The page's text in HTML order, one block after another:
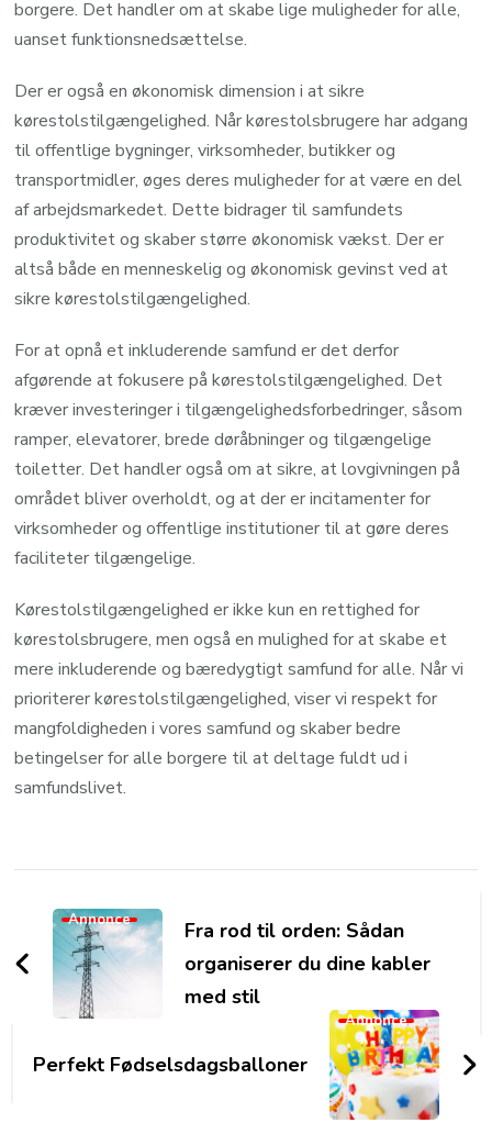
borgere. Det handler om at skabe lige muligheder for alle,
uanset funktionsnedsættelse.
Der er også en økonomisk dimension i at sikre
kørestolstilgængelighed. Når kørestolsbrugere har adgang
til offentlige bygninger, virksomheder, butikker og
transportmidler, øges deres muligheder for at være en del
af arbejdsmarkedet. Dette bidrager til samfundets
produktivitet og skaber større økonomisk vækst. Der er
altså både en menneskelig og økonomisk gevinst ved at
sikre kørestolstilgængelighed.
For at opnå et inkluderende samfund er det derfor
afgørende at fokusere på kørestolstilgængelighed. Det
kræver investeringer i tilgængelighedsforbedringer, såsom
ramper, elevatorer, brede døråbninger og tilgængelige
toiletter. Det handler også om at sikre, at lovgivningen på
området bliver overholdt, og at der er incitamenter for
virksomheder og offentlige institutioner til at gøre deres
faciliteter tilgængelige.
Kørestolstilgængelighed er ikke kun en rettighed for
kørestolsbrugere, men også en mulighed for at skabe et
mere inkluderende og bæredygtigt samfund for alle. Når vi
prioriterer kørestolstilgængelighed, viser vi respekt for
mangfoldigheden i vores samfund og skaber bedre
betingelser for alle borgere til at deltage fuldt ud i
samfundslivet.
Navigation
Annonce
Fra rod til orden: Sådan
organiserer du dine kabler
med stil
Annonce
Perfekt Fødselsdagsballoner